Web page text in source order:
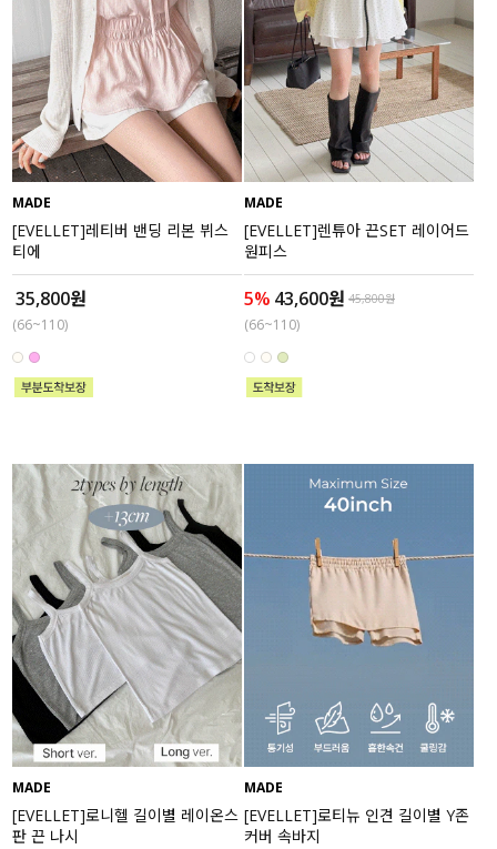
MADE
[EVELLET]레티버 밴딩 리본 뷔스
티에
35,800원
(66~110)
MADE
[EVELLET]렌튜아 끈SET 레이어드
원피스
5% 43,600원 45,800원
(66~110)
MADE
[EVELLET]로니헬 길이별 레이온스
판 끈 나시
MADE
[EVELLET]로티뉴 인견 길이별 Y존
커버 속바지